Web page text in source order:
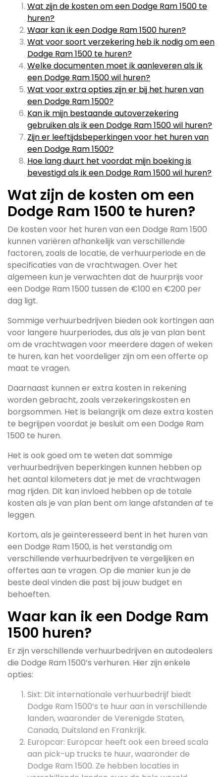
Wat zijn de kosten om een Dodge Ram 1500 te
huren?
Waar kan ik een Dodge Ram 1500 huren?
Wat voor soort verzekering heb ik nodig om een
Dodge Ram 1500 te huren?
Welke documenten moet ik aanleveren als ik
een Dodge Ram 1500 wil huren?
Wat voor extra opties zijn er bij het huren van
een Dodge Ram 1500?
Kan ik mijn bestaande autoverzekering
gebruiken als ik een Dodge Ram 1500 wil huren?
Zijn er leeftijdsbeperkingen voor het huren van
een Dodge Ram 1500?
Hoe lang duurt het voordat mijn boeking is
bevestigd als ik een Dodge Ram 1500 wil huren?
Wat zijn de kosten om een
Dodge Ram 1500 te huren?
De kosten voor het huren van een Dodge Ram 1500
kunnen variëren afhankelijk van verschillende
factoren, zoals de locatie, de verhuurperiode en de
specificaties van de vrachtwagen. Over het
algemeen kun je verwachten dat de huurprijs voor
een Dodge Ram 1500 tussen de €100 en €200 per
dag ligt.
Sommige verhuurbedrijven bieden ook kortingen aan
voor langere huurperiodes, dus als je van plan bent
om de vrachtwagen voor meerdere dagen of weken
te huren, kan het voordeliger zijn om een offerte op
maat te vragen.
Daarnaast kunnen er extra kosten in rekening
worden gebracht, zoals verzekeringskosten en
borgsommen. Het is belangrijk om deze extra kosten
te begrijpen voordat je besluit om een Dodge Ram
1500 te huren.
Het is ook goed om te weten dat sommige
verhuurbedrijven beperkingen kunnen hebben op
het aantal kilometers dat je met de vrachtwagen
mag rijden. Dit kan invloed hebben op de totale
kosten als je van plan bent om lange afstanden af te
leggen.
Kortom, als je geïnteresseerd bent in het huren van
een Dodge Ram 1500, is het verstandig om
verschillende verhuurbedrijven te vergelijken en
offertes aan te vragen. Op die manier kun je de
beste deal vinden die past bij jouw budget en
behoeften.
Waar kan ik een Dodge Ram
1500 huren?
Er zijn verschillende verhuurbedrijven en autodealers
die Dodge Ram 1500’s verhuren. Hier zijn enkele
opties:
Sixt: Dit internationale verhuurbedrijf biedt
Dodge Ram 1500’s te huur aan in verschillende
landen, waaronder de Verenigde Staten,
Canada, Duitsland en Frankrijk.
Europcar: Europcar heeft ook een breed scala
aan pick-up trucks te huur, waaronder de
Dodge Ram 1500. Ze hebben locaties in